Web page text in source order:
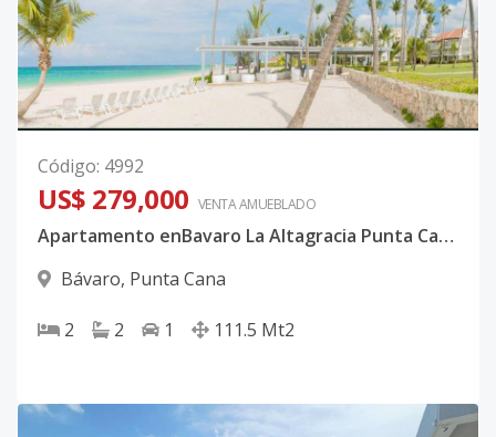
Código: 4992
US$ 279,000 VENTA AMUEBLADO
Apartamento enBavaro La Altagracia Punta Cana
Bávaro, Punta Cana
2 2 1 111.5 Mt2